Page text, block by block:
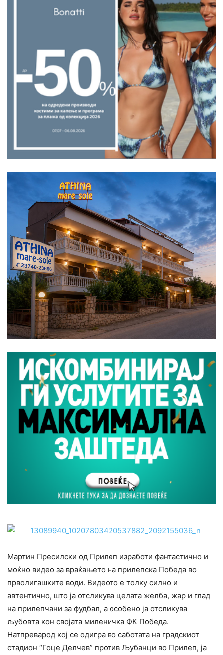
Мартин Пресилски од Прилеп изработи фантастично и
моќно видео за враќањето на прилепска Победа во
прволигашките води. Видеото е толку силно и
автентично, што ја отсликува целата желба, жар и глад
на прилепчани за фудбал, а особено ја отсликува
љубовта кон својата миленичка ФК Победа.
Натпреварод кој се одигра во саботата на градскиот
стадион “Гоце Делчев” против Љубанци во Прилеп, ја